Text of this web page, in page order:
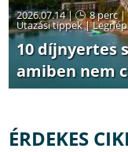
2026.07.14 | 8 perc|
Utazási tippek|
10 díjnyertes
amiben nem
ÉRDEKES